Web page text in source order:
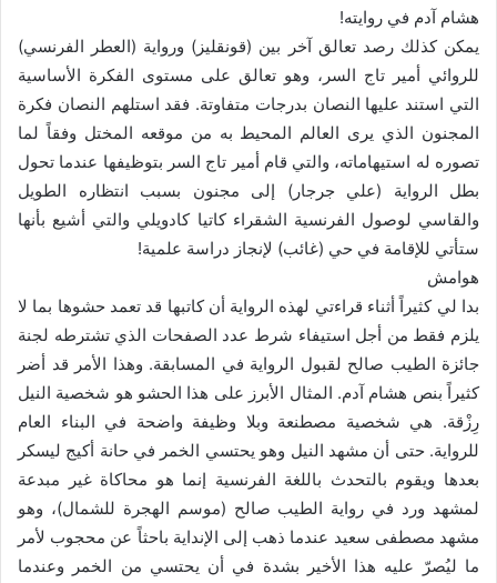
هشام آدم في روايته!
يمكن كذلك رصد تعالق آخر بين (قونقليز) ورواية (العطر الفرنسي)
للروائي أمير تاج السر، وهو تعالق على مستوى الفكرة الأساسية
التي استند عليها النصان بدرجات متفاوتة. فقد استلهم النصان فكرة
المجنون الذي يرى العالم المحيط به من موقعه المختل وفقاً لما
تصوره له استيهاماته، والتي قام أمير تاج السر بتوظيفها عندما تحول
بطل الرواية (علي جرجار) إلى مجنون بسبب انتظاره الطويل
والقاسي لوصول الفرنسية الشقراء كاتيا كادويلي والتي أشيع بأنها
ستأتي للإقامة في حي (غائب) لإنجاز دراسة علمية!
هوامش
بدا لي كثيراً أثناء قراءتي لهذه الرواية أن كاتبها قد تعمد حشوها بما لا
يلزم فقط من أجل استيفاء شرط عدد الصفحات الذي تشترطه لجنة
جائزة الطيب صالح لقبول الرواية في المسابقة. وهذا الأمر قد أضر
كثيراً بنص هشام آدم. المثال الأبرز على هذا الحشو هو شخصية النيل
رِزْقة. هي شخصية مصطنعة وبلا وظيفة واضحة في البناء العام
للرواية. حتى أن مشهد النيل وهو يحتسي الخمر في حانة أكيج ليسكر
بعدها ويقوم بالتحدث باللغة الفرنسية إنما هو محاكاة غير مبدعة
لمشهد ورد في رواية الطيب صالح (موسم الهجرة للشمال)، وهو
مشهد مصطفى سعيد عندما ذهب إلى الإنداية باحثاً عن محجوب لأمر
ما ليُصرّ عليه هذا الأخير بشدة في أن يحتسي من الخمر وعندما